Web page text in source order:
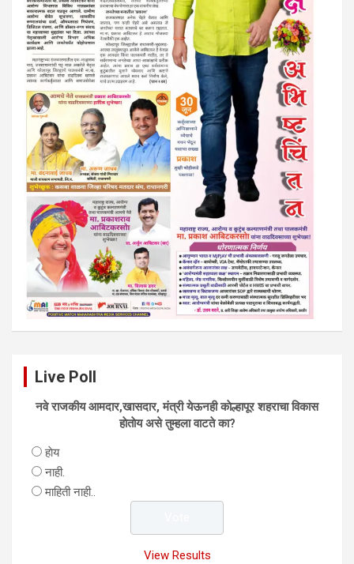
Live Poll
नवे राजकीय आमदार,खासदार, मंत्री येऊनही काेल्हापूर शहराचा विकास
हाेताेय असे तुम्हला वाटते का?
हाेय
नाही.
माहिती नाही..
View Results